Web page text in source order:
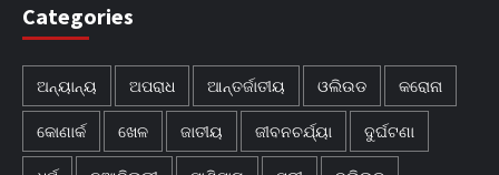
Categories
ଅନ୍ୟାନ୍ୟ ଅପରାଧ ଆନ୍ତର୍ଜାତୀୟ ଓଲିଉଡ କରୋନା
କୋଣାର୍କ ଖେଳ ଜାତୀୟ ଜୀବନଚର୍ଯ୍ୟା ଦୁର୍ଘଟଣା